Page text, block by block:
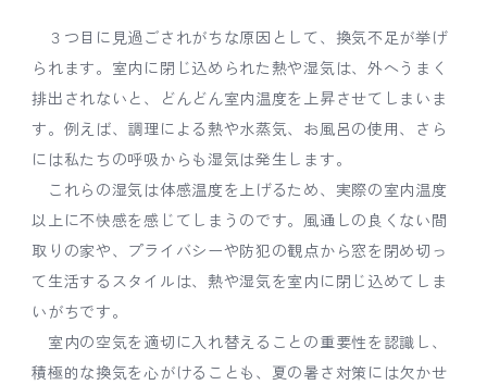
３つ目に見過ごされがちな原因として、換気不足が挙げ
られます。室内に閉じ込められた熱や湿気は、外へうまく
排出されないと、どんどん室内温度を上昇させてしまいま
す。例えば、調理による熱や水蒸気、お風呂の使用、さら
には私たちの呼吸からも湿気は発生します。
これらの湿気は体感温度を上げるため、実際の室内温度
以上に不快感を感じてしまうのです。風通しの良くない間
取りの家や、プライバシーや防犯の観点から窓を閉め切っ
て生活するスタイルは、熱や湿気を室内に閉じ込めてしま
いがちです。
室内の空気を適切に入れ替えることの重要性を認識し、
積極的な換気を心がけることも、夏の暑さ対策には欠かせ